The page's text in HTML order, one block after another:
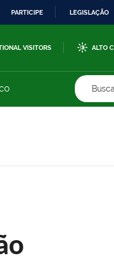
PARTICIPE LEGISLAÇÃO
VISITORS ALTO